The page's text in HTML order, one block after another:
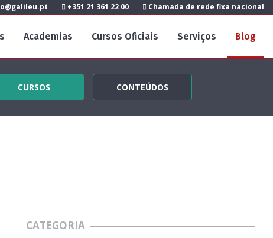
+351 21 361 22 00 Chamada de rede fixa nacional
Academias Cursos Oficiais Serviços Blog
CURSOS CONTEÚDOS
CATEGORIA